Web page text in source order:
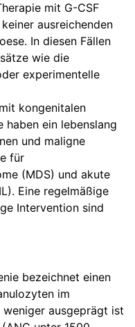
mit G-CSF
ausreichenden
In diesen Fällen
wie die
experimentelle
kongenitalen
haben ein lebenslang
und maligne
für
(MDS) und akute
Eine regelmäßige
Intervention sind
bezeichnet einen
im
ausgeprägt ist